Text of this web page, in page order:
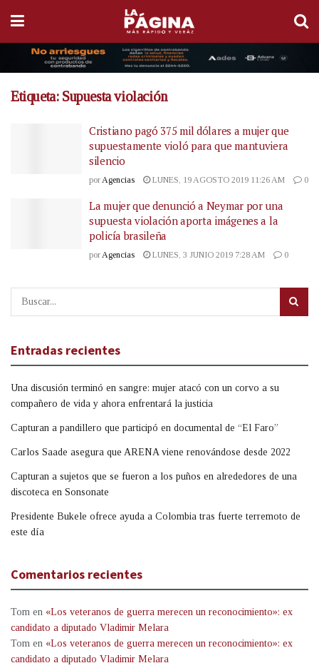
Etiqueta: Supuesta violación
Cristiano pagó 375 mil dólares a mujer que
supuestamente violó para que mantuviera
silencio
por Agencias LUNES, 19 AGOSTO 2019 11:26 AM 0
La mujer que denunció a Neymar por una
supuesta violación aporta imágenes a la
policía brasileña
por Agencias LUNES, 3 JUNIO 2019 7:28 AM 0
Entradas recientes
Una discusión terminó en sangre: mujer atacó con un corvo a su
compañero de vida y ahora enfrentará la justicia
Capturan a pandillero que participó en documental de “El Faro”
Carlos Saade asegura que ARENA viene renovándose desde 2022
Capturan a sujetos que se fueron a los puños en alrededores de una
discoteca en Sonsonate
Presidente Bukele ofrece ayuda a Colombia tras fuerte terremoto de
este día
Comentarios recientes
Tom en «Los veteranos de guerra merecen un reconocimiento»: ex
candidato a diputado Vladimir Melara
Tom en «Los veteranos de guerra merecen un reconocimiento»: ex
candidato a diputado Vladimir Melara